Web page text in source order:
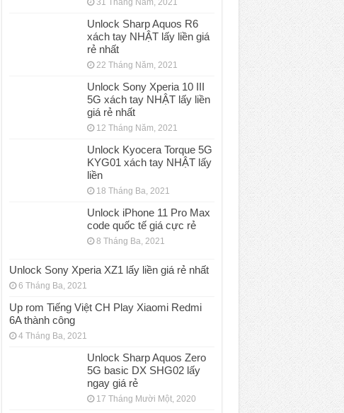
31 Tháng Năm, 2021
Unlock Sharp Aquos R6
xách tay NHẬT lấy liền giá
rẻ nhất
22 Tháng Năm, 2021
Unlock Sony Xperia 10 III
5G xách tay NHẬT lấy liền
giá rẻ nhất
12 Tháng Năm, 2021
Unlock Kyocera Torque 5G
KYG01 xách tay NHẬT lấy
liền
18 Tháng Ba, 2021
Unlock iPhone 11 Pro Max
code quốc tế giá cực rẻ
8 Tháng Ba, 2021
Unlock Sony Xperia XZ1 lấy liền giá rẻ nhất
6 Tháng Ba, 2021
Up rom Tiếng Việt CH Play Xiaomi Redmi
6A thành công
4 Tháng Ba, 2021
Unlock Sharp Aquos Zero
5G basic DX SHG02 lấy
ngay giá rẻ
17 Tháng Mười Một, 2020